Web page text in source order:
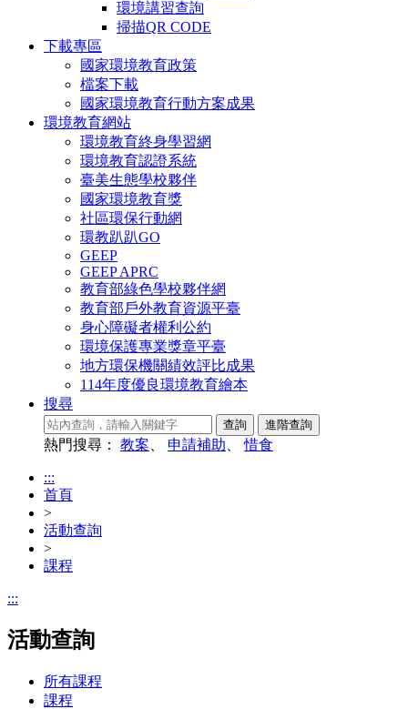
環境講習查詢
掃描QR CODE
下載專區
國家環境教育政策
檔案下載
國家環境教育行動方案成果
環境教育網站
環境教育終身學習網
環境教育認證系統
臺美生態學校夥伴
國家環境教育獎
社區環保行動網
環教趴趴GO
GEEP
GEEP APRC
教育部綠色學校夥伴網
教育部戶外教育資源平臺
身心障礙者權利公約
環境保護專業獎章平臺
地方環保機關績效評比成果
114年度優良環境教育繪本
搜尋
熱門搜尋： 教案 申請補助 、惜食
:::
首頁
>
活動查詢
>
課程
:::
活動查詢
所有課程
課程